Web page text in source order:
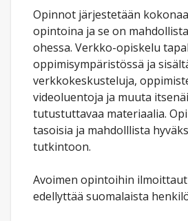
Opinnot järjestetään
opintoina ja se on
ohessa. Verkko-opiskelu
oppimisympäristössä ja
verkkokeskusteluja,
videoluentoja ja muuta
tutustuttavaa materiaalia.
tasoisia ja mahdolllista
tutkintoon.
Avoimen opintoihin
edellyttää suomalaista